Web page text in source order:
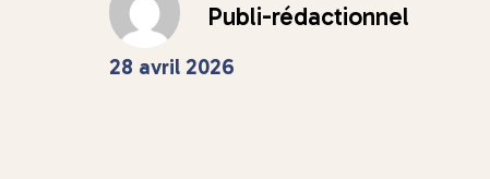
Publi-rédactionnel
28 avril 2026